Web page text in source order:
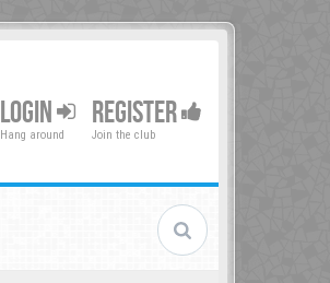
LOGIN
Hang around
REGISTER
Join the club